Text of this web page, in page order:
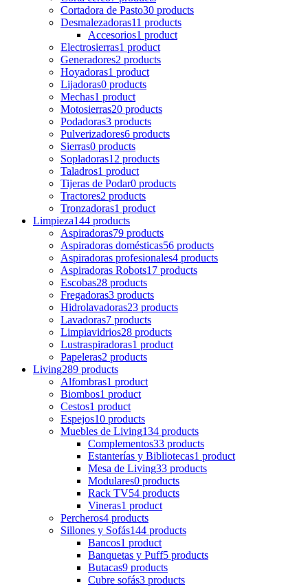
Cortadora de Pasto30 products
Desmalezadoras11 products
Accesorios1 product
Electrosierras1 product
Generadores2 products
Hoyadoras1 product
Lijadoras0 products
Mechas1 product
Motosierras20 products
Podadoras3 products
Pulverizadores6 products
Sierras0 products
Sopladoras12 products
Taladros1 product
Tijeras de Podar0 products
Tractores2 products
Tronzadoras1 product
Limpieza144 products
Aspiradoras79 products
Aspiradoras domésticas56 products
Aspiradoras profesionales4 products
Aspiradoras Robots17 products
Escobas28 products
Fregadoras3 products
Hidrolavadoras23 products
Lavadoras7 products
Limpiavidrios28 products
Lustraspiradoras1 product
Papeleras2 products
Living289 products
Alfombras1 product
Biombos1 product
Cestos1 product
Espejos10 products
Muebles de Living134 products
Complementos33 products
Estanterías y Bibliotecas1 product
Mesa de Living33 products
Modulares0 products
Rack TV54 products
Vineras1 product
Percheros4 products
Sillones y Sofás144 products
Bancos1 product
Banquetas y Puff5 products
Butacas9 products
Cubre sofás3 products